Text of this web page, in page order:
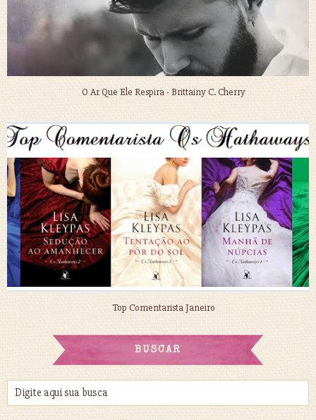
O Ar Que Ele Respira - Brittainy C. Cherry
Top Comentarista Janeiro
BUSCAR